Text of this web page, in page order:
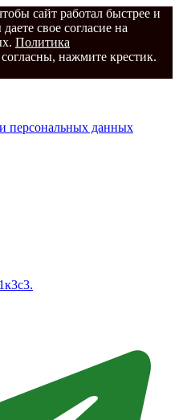
сайт работал быстрее и
свое согласие на
Политика
нажмите крестик.
персональных данных